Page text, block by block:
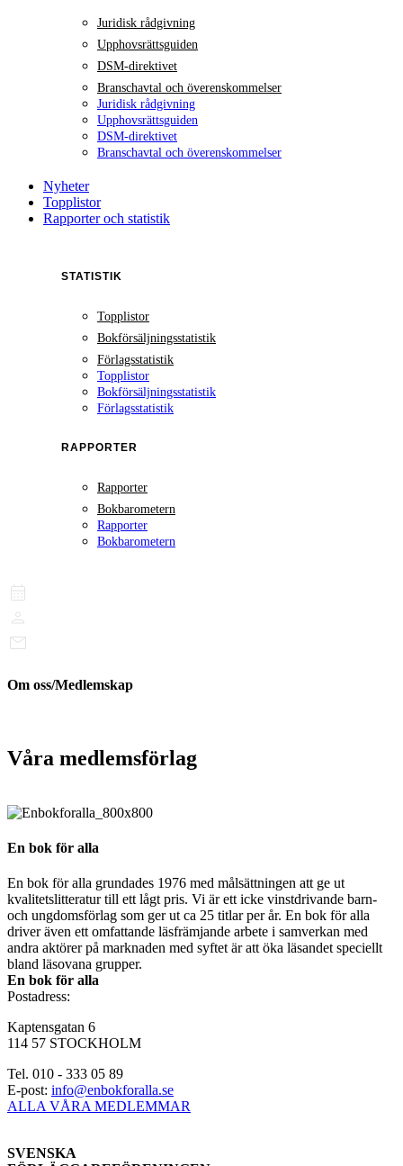
Juridisk rådgivning
Upphovsrättsguiden
DSM-direktivet
Branschavtal och överenskommelser
Juridisk rådgivning
Upphovsrättsguiden
DSM-direktivet
Branschavtal och överenskommelser
Nyheter
Topplistor
Rapporter och statistik
STATISTIK
Topplistor
Bokförsäljningsstatistik
Förlagsstatistik
Topplistor
Bokförsäljningsstatistik
Förlagsstatistik
RAPPORTER
Rapporter
Bokbarometern
Rapporter
Bokbarometern
Om oss/Medlemskap
Våra medlemsförlag
En bok för alla
En bok för alla grundades 1976 med målsättningen att ge ut
kvalitetslitteratur till ett lågt pris. Vi är ett icke vinstdrivande barn-
och ungdomsförlag som ger ut ca 25 titlar per år. En bok för alla
driver även ett omfattande läsfrämjande arbete i samverkan med
andra aktörer på marknaden med syftet är att öka läsandet speciellt
bland läsovana grupper.
En bok för alla
Postadress:
Kaptensgatan 6
114 57 STOCKHOLM
Tel. 010 - 333 05 89
E-post: info@enbokforalla.se
ALLA VÅRA MEDLEMMAR
SVENSKA